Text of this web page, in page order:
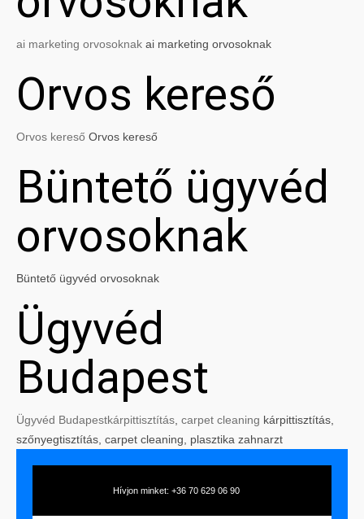
ai marketing orvosoknak ai marketing orvosoknak
Orvos kereső
Orvos kereső Orvos kereső
Büntető ügyvéd
orvosoknak
Büntető ügyvéd orvosoknak
Ügyvéd
Budapest
Ügyvéd Budapestkárpittisztítás carpet cleaning kárpittisztítás,
szőnyegtisztítás, carpet cleaning, plasztika zahnarzt
Hívjon minket: +36 70 629 06 90